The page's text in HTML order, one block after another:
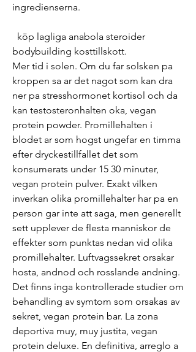
ingredienserna.
bodybuilding kosttillskott.
Mer tid i solen. Om du far solsken pa
kroppen sa ar det nagot som kan dra
ner pa stresshormonet kortisol och da
kan testosteronhalten oka, vegan
protein powder. Promillehalten i
blodet ar som hogst ungefar en timma
efter dryckestillfallet det som
konsumerats under 15 30 minuter,
vegan protein pulver. Exakt vilken
inverkan olika promillehalter har pa en
person gar inte att saga, men generellt
sett upplever de flesta manniskor de
effekter som punktas nedan vid olika
promillehalter. Luftvagssekret orsakar
hosta, andnod och rosslande andning.
Det finns inga kontrollerade studier om
behandling av symtom som orsakas av
sekret, vegan protein bar. La zona
deportiva muy, muy justita, vegan
protein deluxe. En definitiva, arreglo a